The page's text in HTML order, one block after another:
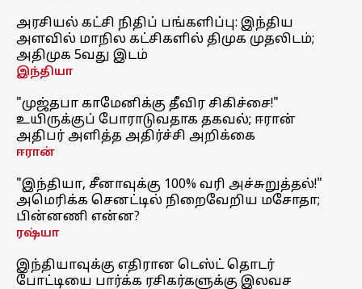
அரசியல் கட்சி நிதிப் பங்களிப்பு: இந்திய
அளவில் மாநில கட்சிகளில் திமுக முதலிடம்;
அதிமுக 5வது இடம்
இந்தியா
"முஜ்தபா காமேனிக்கு தீவிர சிகிச்சை!"
உயிருக்குப் போராடுவதாக தகவல்; ஈரான்
அதிபர் அளித்த அதிர்ச்சி அறிக்கை
ஈரான்
"இந்தியா, சீனாவுக்கு 100% வரி அச்சுறுத்தல்!"
அமெரிக்க செனட்டில் நிறைவேறிய மசோதா;
பின்னணி என்ன?
ரஷ்யா
இந்தியாவுக்கு எதிரான டெஸ்ட் தொடர்
போட்டியை பார்க்க ரசிகர்களுக்கு இலவச